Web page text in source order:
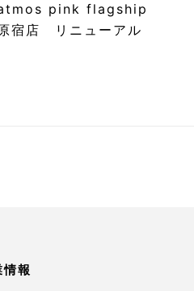
pink flagship
宿店 リニューアル
報